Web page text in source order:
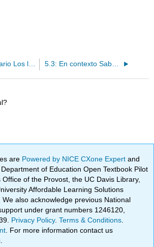
5.1: Vocabulario Los lugares y los edificios en una ciudad. 5.3: En contexto Saber y conocer
are Powered by NICE CXone Expertand
of Education Open Textbook Pilot
of the Provost, the UC Davis Library,
Affordable Learning Solutions
also acknowledge previous National
under grant numbers 1246120,
Privacy Policy.Terms & Conditions
. For more information contact us